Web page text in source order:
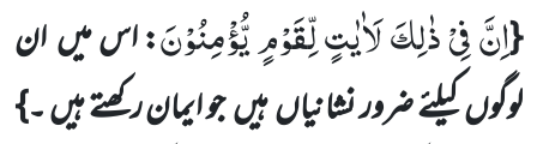
{اِنَّ فِیْ ذٰلِكَ لَاٰیٰتٍ لِّقَوْمٍ یُّؤْمِنُوْنَ: اس میں ان
لوگوں کیلئے ضرور نشانیاں ہیں جو ایمان رکھتے ہیں ۔}